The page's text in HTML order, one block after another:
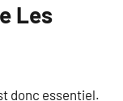
Les
donc essentiel.